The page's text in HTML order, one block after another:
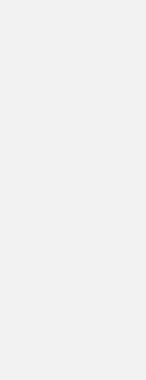
verglichen.
welches
möglich